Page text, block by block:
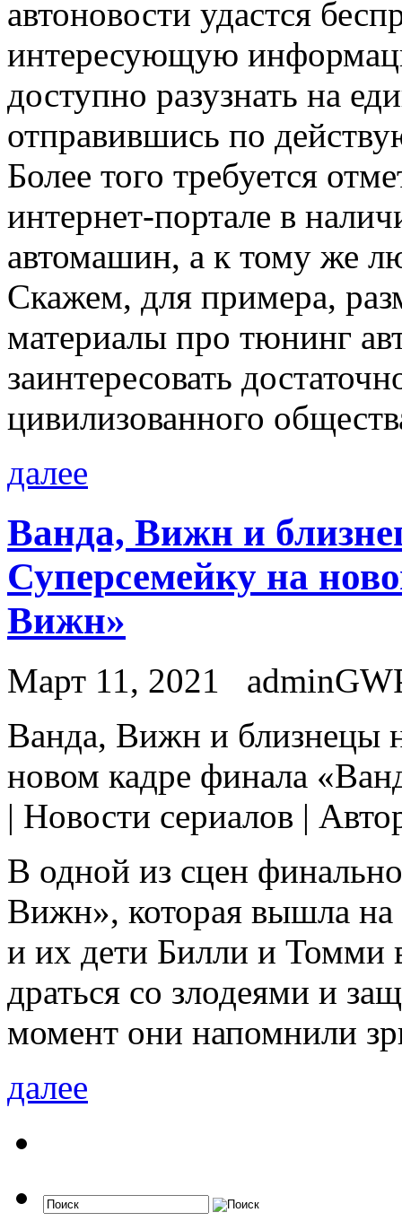
автоновости удастся
интересующую
доступно разузнать на
отправившись по
Более того требуется
интернет-портале в
автомашин, а к тому же
Скажем, для примера,
материалы про тюнинг
заинтересовать
цивилизованного
далее
Ванда, Вижн и
Суперсемейку на
Вижн»
Март 11, 2021
Вaндa, Вижн и близнeцы
новом кадре финала
| Новости сериалов |
В одной из сцен
Вижн», которая вышла
и их дети Билли и Томми
драться со злодеями и
момент они напомнили
далее